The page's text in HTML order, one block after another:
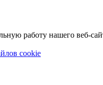
работу нашего веб-
cookie